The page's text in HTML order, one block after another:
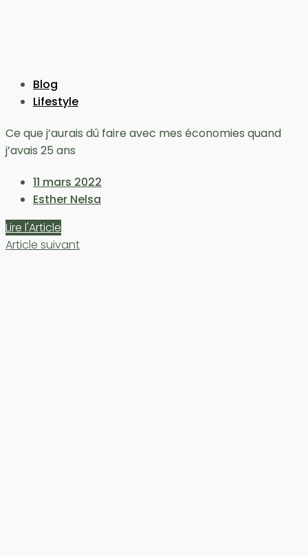
Blog
Lifestyle
Ce que j’aurais dû faire avec mes économies quand
j’avais 25 ans
11 mars 2022
Esther Nelsa
Lire l'Article
Article suivant